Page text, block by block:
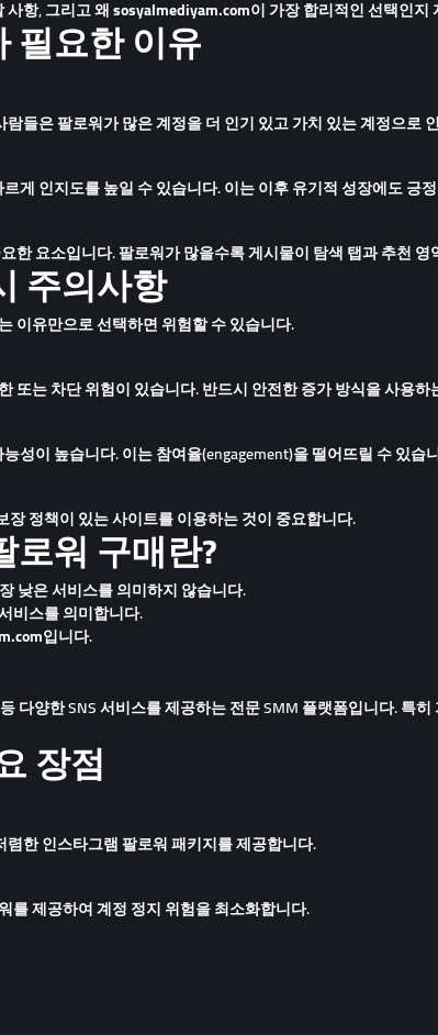
사항, 그리고 왜sosyalmediyam.com이 가장 합리적인 선택인지
필요한 이유
들은 팔로워가 많은 계정을 더 인기 있고 가치 있는 계정으로
게 인지도를 높일 수 있습니다. 이는 이후 유기적 성장에도 긍
한 요소입니다. 팔로워가 많을수록 게시물이 탐색 탭과 추천
주의사항
이유만으로 선택하면 위험할 수 있습니다.
또는 차단 위험이 있습니다. 반드시 안전한 증가 방식을 사용
성이 높습니다. 이는 참여율(engagement)을 떨어뜨릴 수 있습
장 정책이 있는 사이트를 이용하는 것이 중요합니다.
워 구매란?
낮은 서비스를 의미하지 않습니다.
비스를 의미합니다.
입니다.
다양한 SNS 서비스를 제공하는 전문 SMM 플랫폼입니다. 특히
장점
렴한 인스타그램 팔로워 패키지를 제공합니다.
를 제공하여계정 정지 위험을 최소화합니다.